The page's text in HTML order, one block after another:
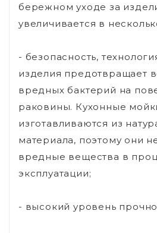
бережном уходе за
увеличивается в
- безопасность,
изделия предотвращает
вредных бактерий на
раковины. Кухонные
изготавливаются из
материала, поэтому они
вредные вещества в
эксплуатации;
- высокий уровень